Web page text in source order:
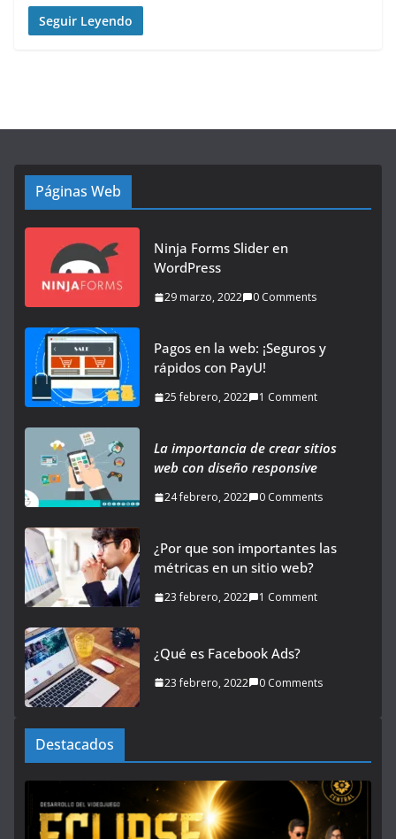
Seguir Leyendo
Páginas Web
Ninja Forms Slider en
WordPress
29 marzo, 2022 0 Comments
Pagos en la web: ¡Seguros y
rápidos con PayU!
25 febrero, 2022 1 Comment
La importancia de crear sitios
web con diseño responsive
24 febrero, 2022 0 Comments
¿Por que son importantes las
métricas en un sitio web?
23 febrero, 2022 1 Comment
¿Qué es Facebook Ads?
23 febrero, 2022 0 Comments
Destacados